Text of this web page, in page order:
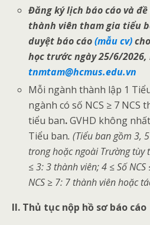
Đăng ký lịch báo cáo và
thành viên tham gia tiểu
duyệt báo cáo(mẫu cv)
học trước ngày 25/6/
tnmtam@hcmus.edu.vn
Mỗi ngành thành lập 1
ngành có số NCS ≥ 7 NCS
tiểu ban.GVHD không
Tiểu ban. (Tiểu ban gồm 3,
trong hoặc ngoài Trường tùy
≤ 3: 3 thành viên; 4 ≤ Số
NCS ≥ 7: 7 thành viên hoặc
II. Thủ tục nộp hồ sơ báo cáo